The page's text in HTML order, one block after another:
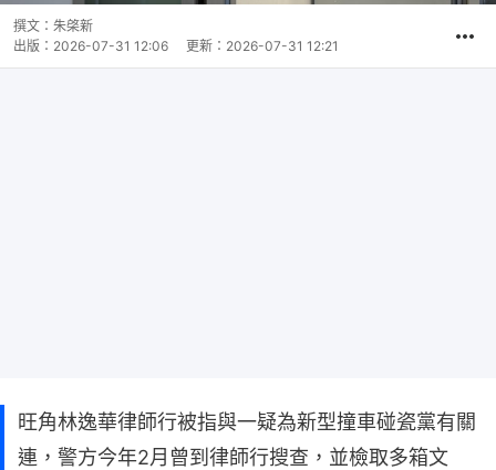
撰文： 朱棨新
出版： 2026-07-31 12:06 更新： 2026-07-31 12:21
旺角林逸華律師行被指與一疑為新型撞車碰瓷黨有關
連，警方今年2月曾到律師行搜查，並檢取多箱文